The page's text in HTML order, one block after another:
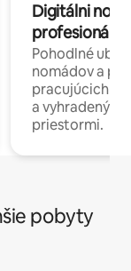
Digitálni
profesionáli
Pohodlné
nomádov a
pracujúcich
a
priestormi.
pobyty